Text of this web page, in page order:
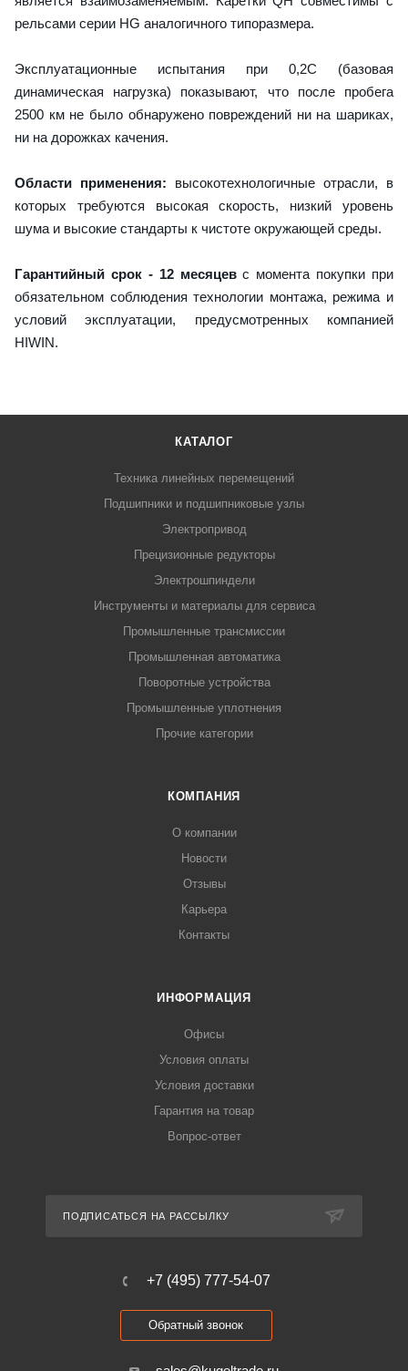
рельсами серии HG аналогичного типоразмера.
Эксплуатационные испытания при 0,2C (базовая
динамическая нагрузка) показывают, что после пробега
2500 км не было обнаружено повреждений ни на шариках,
ни на дорожках качения.
Области применения: высокотехнологичные отрасли, в
которых требуются высокая скорость, низкий уровень
шума и высокие стандарты к чистоте окружающей среды.
Гарантийный срок - 12 месяцевс момента покупки при
обязательном соблюдения технологии монтажа, режима и
условий эксплуатации, предусмотренных компанией
HIWIN.
КАТАЛОГ
Техника линейных перемещений
Подшипники и подшипниковые узлы
Электропривод
Прецизионные редукторы
Электрошпиндели
Инструменты и материалы для сервиса
Промышленные трансмиссии
Промышленная автоматика
Поворотные устройства
Промышленные уплотнения
Прочие категории
КОМПАНИЯ
О компании
Новости
Отзывы
Карьера
Контакты
ИНФОРМАЦИЯ
Офисы
Условия оплаты
Условия доставки
Гарантия на товар
Вопрос-ответ
ПОДПИСАТЬСЯ НА РАССЫЛКУ
+7 (495) 777-54-07
Обратный звонок